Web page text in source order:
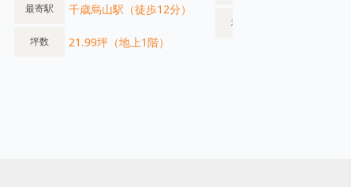
最寄駅 千歳烏山駅（徒歩12分）
坪数 21.99坪（地上1階）
坪数